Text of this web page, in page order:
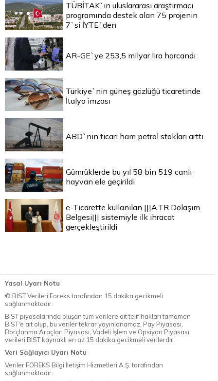
TÜBİTAK`ın uluslararası araştırmacı
programında destek alan 75 projenin
7`si İYTE`den
AR-GE`ye 253,5 milyar lira harcandı
Türkiye`nin güneş gözlüğü ticaretinde
İtalya imzası
ABD`nin ticari ham petrol stokları arttı
Gümrüklerde bu yıl 58 bin 519 canlı
hayvan ele geçirildi
e-Ticarette kullanılan |||A.TR Dolaşım
Belgesi||| sistemiyle ilk ihracat
gerçekleştirildi
Yasal Uyarı Notu
© BİST Verileri Foreks tarafından 15 dakika gecikmeli
sağlanmaktadır.
BIST piyasalarında oluşan tüm verilere ait telif hakları tamamen
BIST'e ait olup, bu veriler tekrar yayınlanamaz. Pay Piyasası,
Borçlanma Araçları Piyasası, Vadeli İşlem ve Opsiyon Piyasası
verileri BIST kaynaklı en az 15 dakika gecikmeli verilerdir.
Veri Sağlayıcı Uyarı Notu
Veriler FOREKS Bilgi İletişim Hizmetleri A.Ş. tarafından
sağlanmaktadır.